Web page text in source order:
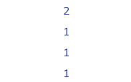
2
1
1
1